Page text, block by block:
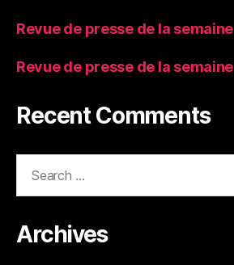
Revue de presse de la semaine
Revue de presse de la semaine
Recent Comments
Archives